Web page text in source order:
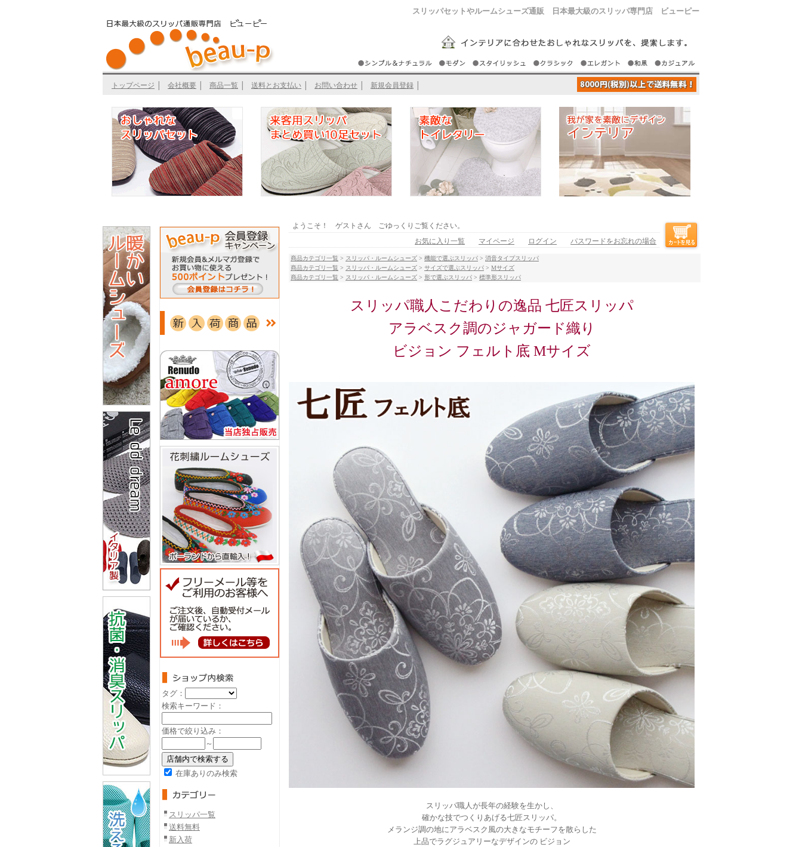
スリッパセットやルームシューズ通販 日本最大級のスリッパ専門店 ビューピー
トップページ 会社概要 商品一覧 送料とお支払い お問い合わせ 新規会員登録
タグ：
検索キーワード：
価格で絞り込み：
～
在庫ありのみ検索
スリッパ一覧
送料無料
新入荷
ようこそ！ ゲストさん ごゆっくりご覧ください。
お気に入り一覧
マイページ ログイン パスワードをお忘れの場合
商品カテゴリ一覧 > スリッパ・ルームシューズ > 機能で選ぶスリッパ > 消音タイプスリッパ
商品カテゴリ一覧 > スリッパ・ルームシューズ > サイズで選ぶスリッパ > Mサイズ
商品カテゴリ一覧 > スリッパ・ルームシューズ > 形で選ぶスリッパ > 標準形スリッパ
スリッパ職人こだわりの逸品 七匠スリッパ
アラベスク調のジャガード織り
ビジョン フェルト底 Mサイズ
スリッパ職人が長年の経験を生かし、
確かな技でつくりあげる七匠スリッパ。
メランジ調の地にアラベスク風の大きなモチーフを散らした
上品でラグジュアリーなデザインの ビジョン